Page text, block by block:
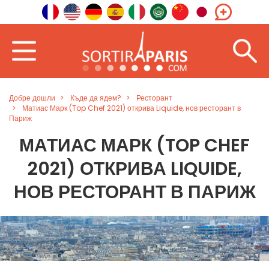
Добре дошли Къде да ядем?
Ресторант
Матиас Марк (Top Chef 2021) открива Liquide, нов ресторант в
Париж
МАТИАС МАРК (TOP CHEF
2021) ОТКРИВА LIQUIDE,
НОВ РЕСТОРАНТ В ПАРИЖ